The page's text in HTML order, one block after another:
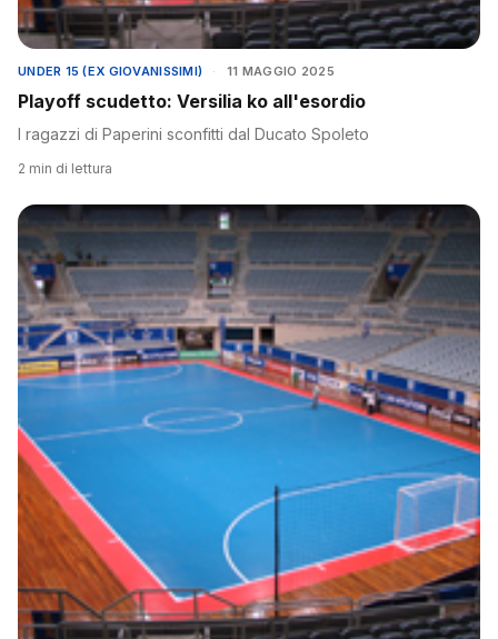
UNDER 15 (EX GIOVANISSIMI) · 11 MAGGIO 2025
Playoff scudetto: Versilia ko all'esordio
I ragazzi di Paperini sconfitti dal Ducato Spoleto
2 min di lettura